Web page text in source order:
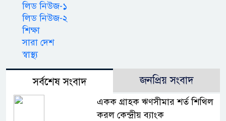
লিড নিউজ-১
লিড নিউজ-২
শিক্ষা
সারা দেশ
স্বাস্থ্য
সর্বশেষ সংবাদ জনপ্রিয় সংবাদ
একক গ্রাহক ঋণসীমার শর্ত শিথিল
করল কেন্দ্রীয় ব্যাংক